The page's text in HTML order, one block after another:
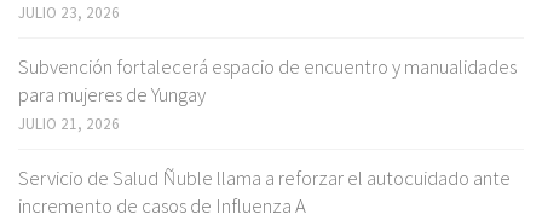
JULIO 23, 2026
Subvención fortalecerá espacio de encuentro y manualidades
para mujeres de Yungay
JULIO 21, 2026
Servicio de Salud Ñuble llama a reforzar el autocuidado ante
incremento de casos de Influenza A